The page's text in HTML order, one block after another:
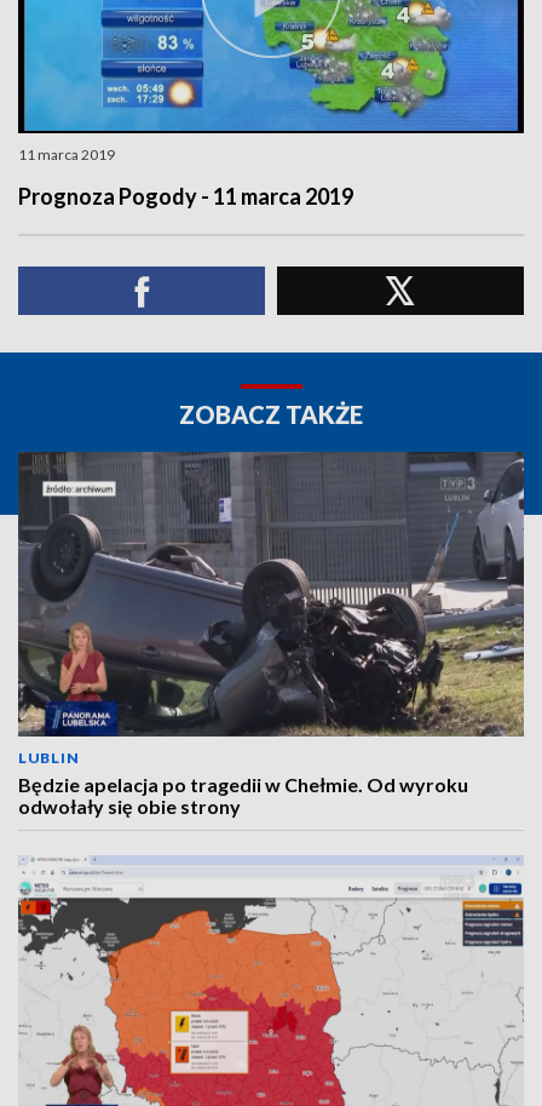
11 marca 2019
Prognoza Pogody - 11 marca 2019
ZOBACZ TAKŻE
LUBLIN
Będzie apelacja po tragedii w Chełmie. Od wyroku
odwołały się obie strony